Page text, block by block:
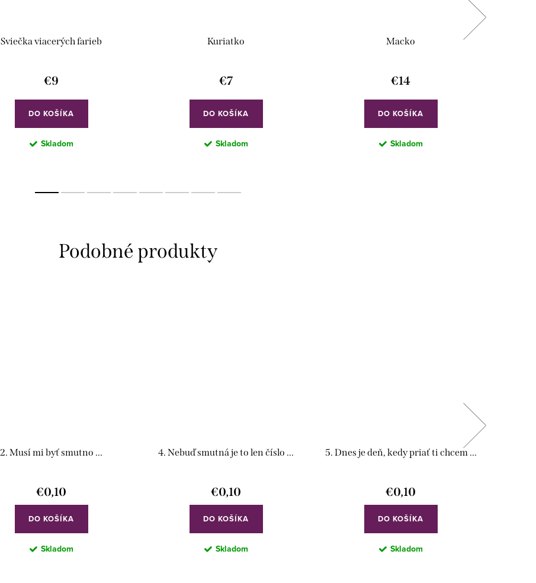
Sviečka viacerých farieb
€9
DO KOŠÍKA
Skladom
Kuriatko
€7
DO KOŠÍKA
Skladom
Macko
€14
DO KOŠÍKA
Skladom
2. Musí mi byť smutno ...
€0,10
DO KOŠÍKA
Skladom
4. Nebuď smutná je to len číslo ...
€0,10
DO KOŠÍKA
Skladom
5. Dnes je deň, kedy priať ti chcem ...
€0,10
DO KOŠÍKA
Skladom